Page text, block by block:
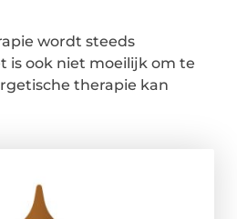
wordt steeds
is ook niet moeilijk om te
therapie kan